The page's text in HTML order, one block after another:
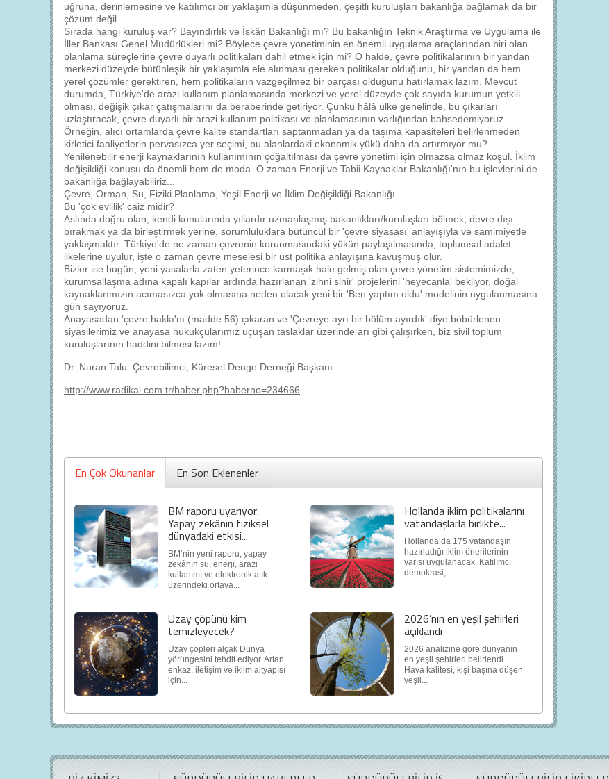
uğruna, derinlemesine ve katılımcı bir yaklaşımla düşünmeden, çeşitli kuruluşları bakanlığa bağlamak da bir
çözüm değil.
Sırada hangi kuruluş var? Bayındırlık ve İskân Bakanlığı mı? Bu bakanlığın Teknik Araştırma ve Uygulama ile
İller Bankası Genel Müdürlükleri mi? Böylece çevre yönetiminin en önemli uygulama araçlarından biri olan
planlama süreçlerine çevre duyarlı politikaları dahil etmek için mi? O halde, çevre politikalarının bir yandan
merkezi düzeyde bütünleşik bir yaklaşımla ele alınması gereken politikalar olduğunu, bir yandan da hem
yerel çözümler gerektiren, hem politikaların vazgeçilmez bir parçası olduğunu hatırlamak lazım. Mevcut
durumda, Türkiye'de arazi kullanım planlamasında merkezi ve yerel düzeyde çok sayıda kurumun yetkili
olması, değişik çıkar çatışmalarını da beraberinde getiriyor. Çünkü hâlâ ülke genelinde, bu çıkarları
uzlaştıracak, çevre duyarlı bir arazi kullanım politikası ve planlamasının varlığından bahsedemiyoruz.
Örneğin, alıcı ortamlarda çevre kalite standartları saptanmadan ya da taşıma kapasiteleri belirlenmeden
kirletici faaliyetlerin pervasızca yer seçimi, bu alanlardaki ekonomik yükü daha da artırmıyor mu?
Yenilenebilir enerji kaynaklarının kullanımının çoğaltılması da çevre yönetimi için olmazsa olmaz koşul. İklim
değişikliği konusu da önemli hem de moda. O zaman Enerji ve Tabii Kaynaklar Bakanlığı'nın bu işlevlerini de
bakanlığa bağlayabiliriz...
Çevre, Orman, Su, Fiziki Planlama, Yeşil Enerji ve İklim Değişikliği Bakanlığı...
Bu 'çok evlilik' caiz midir?
Aslında doğru olan, kendi konularında yıllardır uzmanlaşmış bakanlıkları/kuruluşları bölmek, devre dışı
bırakmak ya da birleştirmek yerine, sorumluluklara bütüncül bir 'çevre siyasası' anlayışıyla ve samimiyetle
yaklaşmaktır. Türkiye'de ne zaman çevrenin korunmasındaki yükün paylaşılmasında, toplumsal adalet
ilkelerine uyulur, işte o zaman çevre meselesi bir üst politika anlayışına kavuşmuş olur.
Bizler ise bugün, yeni yasalarla zaten yeterince karmaşık hale gelmiş olan çevre yönetim sistemimizde,
kurumsallaşma adına kapalı kapılar ardında hazırlanan 'zihni sinir' projelerini 'heyecanla' bekliyor, doğal
kaynaklarımızın acımasızca yok olmasına neden olacak yeni bir 'Ben yaptım oldu' modelinin uygulanmasına
gün sayıyoruz.
Anayasadan 'çevre hakkı'nı (madde 56) çıkaran ve 'Çevreye ayrı bir bölüm ayırdık' diye böbürlenen
siyasilerimiz ve anayasa hukukçularımız uçuşan taslaklar üzerinde arı gibi çalışırken, biz sivil toplum
kuruluşlarının haddini bilmesi lazım!
Dr. Nuran Talu: Çevrebilimci, Küresel Denge Derneği Başkanı
http://www.radikal.com.tr/haber.php?haberno=234666
En Çok Okunanlar En Son Eklenenler
BM raporu uyarıyor:
Yapay zekânın fiziksel
dünyadaki etkisi...
BM’nin yeni raporu, yapay
zekânın su, enerji, arazi
kullanımı ve elektronik atık
üzerindeki ortaya...
Hollanda iklim politikalarını
vatandaşlarla birlikte...
Hollanda’da 175 vatandaşın
hazırladığı iklim önerilerinin
yarısı uygulanacak. Katılımcı
demokrasi,...
Uzay çöpünü kim
temizleyecek?
Uzay çöpleri alçak Dünya
yörüngesini tehdit ediyor. Artan
enkaz, iletişim ve iklim altyapısı
için...
2026’nın en yeşil şehirleri
açıklandı
2026 analizine göre dünyanın
en yeşil şehirleri belirlendi.
Hava kalitesi, kişi başına düşen
yeşil...